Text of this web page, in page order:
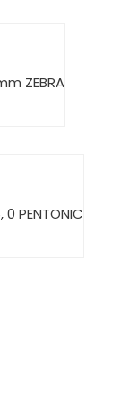
ZEBRA
PENTONIC